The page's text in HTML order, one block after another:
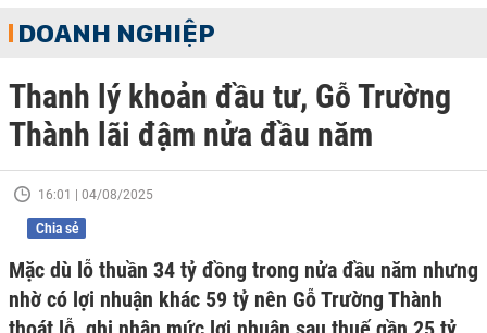
DOANH NGHIỆP
Thanh lý khoản đầu tư, Gỗ Trường
Thành lãi đậm nửa đầu năm
16:01 | 04/08/2025
Chia sẻ
Mặc dù lỗ thuần 34 tỷ đồng trong nửa đầu năm nhưng
nhờ có lợi nhuận khác 59 tỷ nên Gỗ Trường Thành